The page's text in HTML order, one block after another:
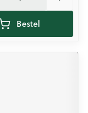
Bestel